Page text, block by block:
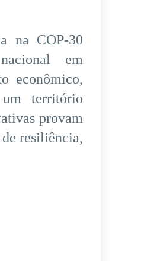
na COP-30
em
econômico,
território
provam
resiliência,